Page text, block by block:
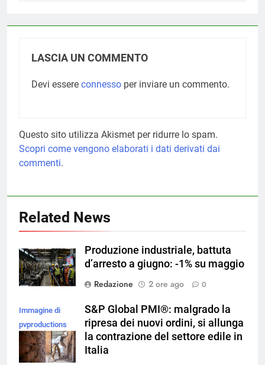
LASCIA UN COMMENTO
Devi essere connesso per inviare un commento.
Questo sito utilizza Akismet per ridurre lo spam.
Scopri come vengono elaborati i dati derivati dai
commenti.
Related News
Produzione industriale, battuta
d’arresto a giugno: -1% su maggio
Redazione
2 ore ago 0
Immagine di
pvproductions
su Magnific
S&P Global PMI®: malgrado la
ripresa dei nuovi ordini, si allunga
la contrazione del settore edile in
Italia